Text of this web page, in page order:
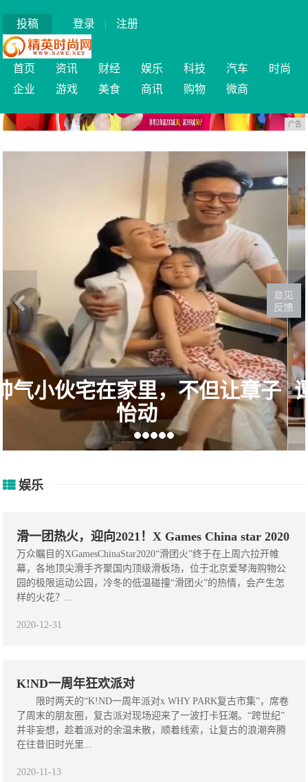
投稿 登录 | 注册
首页 资讯 财经 娱乐 科技 汽车
时尚
企业
游戏 美食 商讯 购物 微商
广告
谭松韵刚离开，陈哲远与张新成
讨论
娱乐
滑一团热火，迎向2021！X Games China star 2020
万众瞩目的XGamesChinaStar2020“滑团火”终于在上周六拉开帷
幕，各地顶尖滑手齐聚国内顶级滑板场，位于北京爱琴海购物公
园的极限运动公园，冷冬的低温碰撞“滑团火”的热情，会产生怎
样的火花？...
2020-12-31
K!ND一周年狂欢派对
限时两天的“K!ND一周年派对x WHY PARK复古市集”，席卷
了周末的朋友圈，复古派对现场迎来了一波打卡狂潮。“跨世纪”
并非妄想，趁着派对的余温未散，顺着线索，让复古的浪潮奔腾
在往昔旧时光里...
2020-11-13